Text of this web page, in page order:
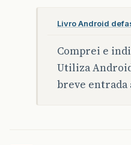
Livro Android
Comprei e
Utiliza
breve entrada